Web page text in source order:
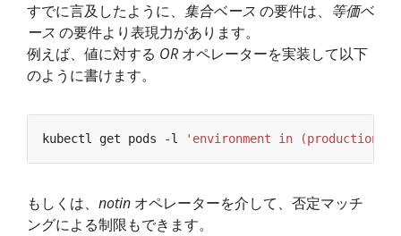
すでに言及したように、 集合ベース の要件は、 等価ベ
ース の要件より表現力があります。
例えば、値に対する OR オペレーターを実装して以下
のように書けます。
kubectl get pods -l 'environment in (production,
もしくは、 notin オペレーターを介して、否定マッチ
ングによる制限もできます。